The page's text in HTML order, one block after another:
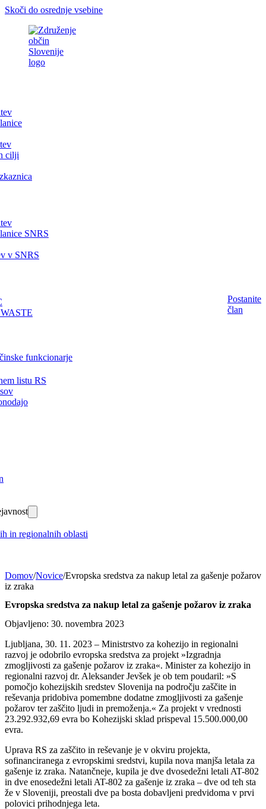
Skoči do osrednje vsebine
cilji
SNRS
v SNRS
funkcionarje
listu RS
in regionalnih oblasti
Postanite
član
Domov/Novice/Evropska sredstva za nakup letal za gašenje požarov
iz zraka
Evropska sredstva za nakup letal za gašenje požarov iz zraka
Objavljeno: 30. novembra 2023
Ljubljana, 30. 11. 2023 – Ministrstvo za kohezijo in regionalni
razvoj je odobrilo evropska sredstva za projekt »Izgradnja
zmogljivosti za gašenje požarov iz zraka«. Minister za kohezijo in
regionalni razvoj dr. Aleksander Jevšek je ob tem poudaril: »S
pomočjo kohezijskih sredstev Slovenija na področju zaščite in
reševanja pridobiva pomembne dodatne zmogljivosti za gašenje
požarov ter zaščito ljudi in premoženja.« Za projekt v vrednosti
23.292.932,69 evra bo Kohezijski sklad prispeval 15.500.000,00
evra.
Uprava RS za zaščito in reševanje je v okviru projekta,
sofinanciranega z evropskimi sredstvi, kupila nova manjša letala za
gašenje iz zraka. Natančneje, kupila je dve dvosedežni letali AT-802
in dve enosedežni letali AT-802 za gašenje iz zraka – dve od teh sta
že v Sloveniji, preostali dve pa bosta dobavljeni predvidoma v prvi
polovici prihodnjega leta.